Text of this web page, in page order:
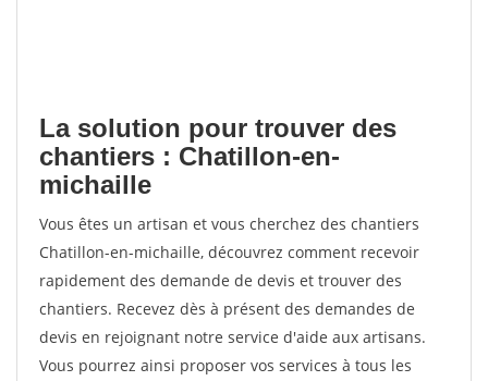
La solution pour trouver des
chantiers : Chatillon-en-
michaille
Vous êtes un artisan et vous cherchez des chantiers
Chatillon-en-michaille, découvrez comment recevoir
rapidement des demande de devis et trouver des
chantiers. Recevez dès à présent des demandes de
devis en rejoignant notre service d'aide aux artisans.
Vous pourrez ainsi proposer vos services à tous les